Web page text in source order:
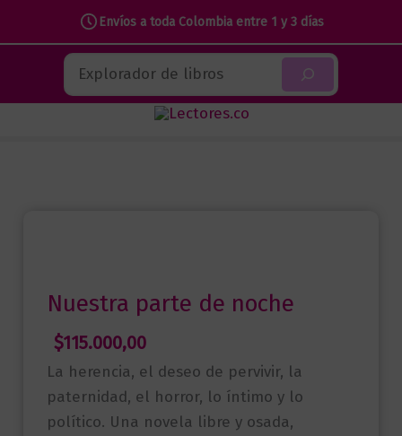
Envíos a toda Colombia entre 1 y 3 días
contenido
Buscar
Nuestra parte de noche
$115.000,00
La herencia, el deseo de pervivir, la
paternidad, el horror, lo íntimo y lo
político. Una novela libre y osada,